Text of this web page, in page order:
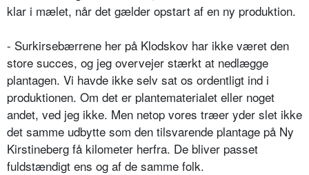
klar i mælet, når det gælder opstart af en ny produktion.
- Surkirsebærrene her på Klodskov har ikke været den
store succes, og jeg overvejer stærkt at nedlægge
plantagen. Vi havde ikke selv sat os ordentligt ind i
produktionen. Om det er plantematerialet eller noget
andet, ved jeg ikke. Men netop vores træer yder slet ikke
det samme udbytte som den tilsvarende plantage på Ny
Kirstineberg få kilometer herfra. De bliver passet
fuldstændigt ens og af de samme folk.